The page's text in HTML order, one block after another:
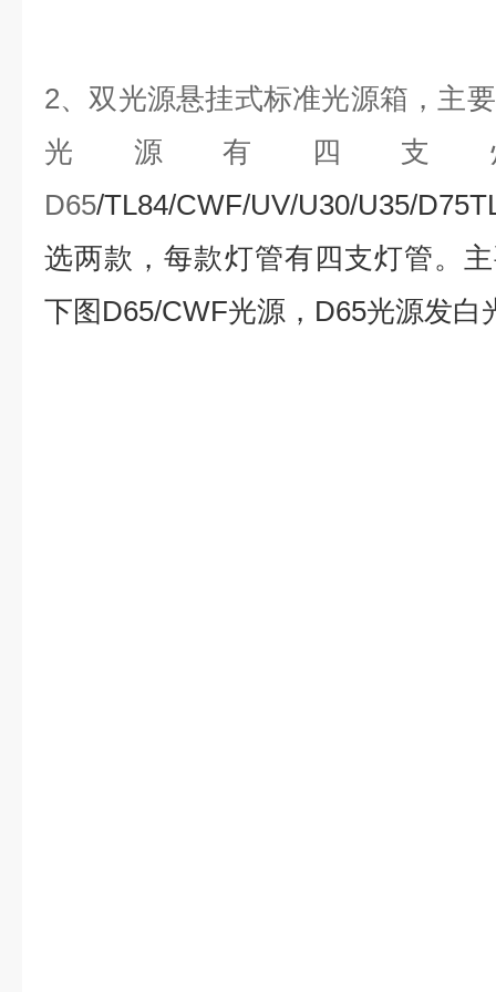
2、双光源悬挂式标准光源箱，主
光源有四支
D65/TL84/CWF/UV/U30/U35/
选两款，每款灯管有四支灯管。
下图D65/CWF光源，D65光源发白